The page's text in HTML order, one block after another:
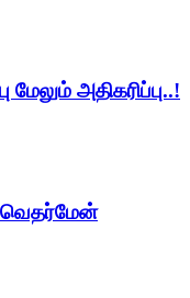
அதிகரிப்பு..!
வெதர்மேன்